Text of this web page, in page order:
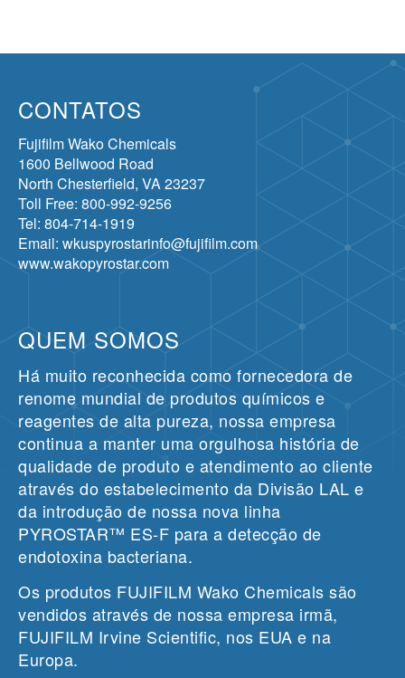
CONTATOS
Fujifilm Wako Chemicals
1600 Bellwood Road
North Chesterfield, VA 23237
Toll Free: 800-992-9256
Tel: 804-714-1919
Email: wkuspyrostarinfo@fujifilm.com
www.wakopyrostar.com
QUEM SOMOS
Há muito reconhecida como fornecedora de
renome mundial de produtos químicos e
reagentes de alta pureza, nossa empresa
continua a manter uma orgulhosa história de
qualidade de produto e atendimento ao cliente
através do estabelecimento da Divisão LAL e
da introdução de nossa nova linha
PYROSTAR™ ES-F para a detecção de
endotoxina bacteriana.
Os produtos FUJIFILM Wako Chemicals são
vendidos através de nossa empresa irmã,
FUJIFILM Irvine Scientific, nos EUA e na
Europa.